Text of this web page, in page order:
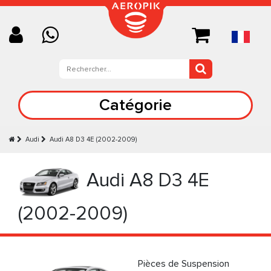
Catégorie
Audi Audi А8 D3 4E (2002-2009)
Audi А8 D3 4E
(2002-2009)
Pièces de Suspension